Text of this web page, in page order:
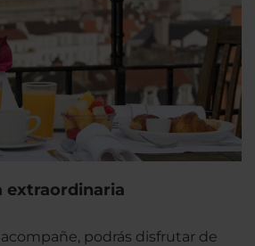
extraordinaria
podrás disfrutar de